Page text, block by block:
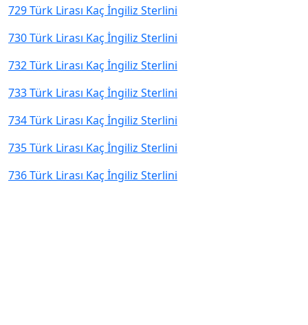
729 Türk Lirası Kaç İngiliz Sterlini
730 Türk Lirası Kaç İngiliz Sterlini
732 Türk Lirası Kaç İngiliz Sterlini
733 Türk Lirası Kaç İngiliz Sterlini
734 Türk Lirası Kaç İngiliz Sterlini
735 Türk Lirası Kaç İngiliz Sterlini
736 Türk Lirası Kaç İngiliz Sterlini